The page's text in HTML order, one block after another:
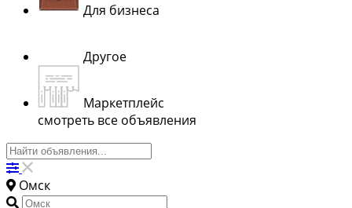
Для бизнеса
Другое
Маркетплейс
смотреть все объявления
Омск